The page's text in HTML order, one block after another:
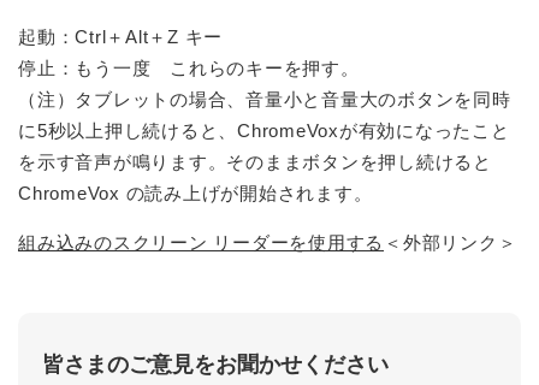
起動：Ctrl＋Alt＋Z キー
停止：もう一度 これらのキーを押す。
（注）タブレットの場合、音量小と音量大のボタンを同時
に5秒以上押し続けると、ChromeVoxが有効になったこと
を示す音声が鳴ります。そのままボタンを押し続けると
ChromeVox の読み上げが開始されます。
組み込みのスクリーン リーダーを使用する ＜外部リンク＞
皆さまのご意見をお聞かせください